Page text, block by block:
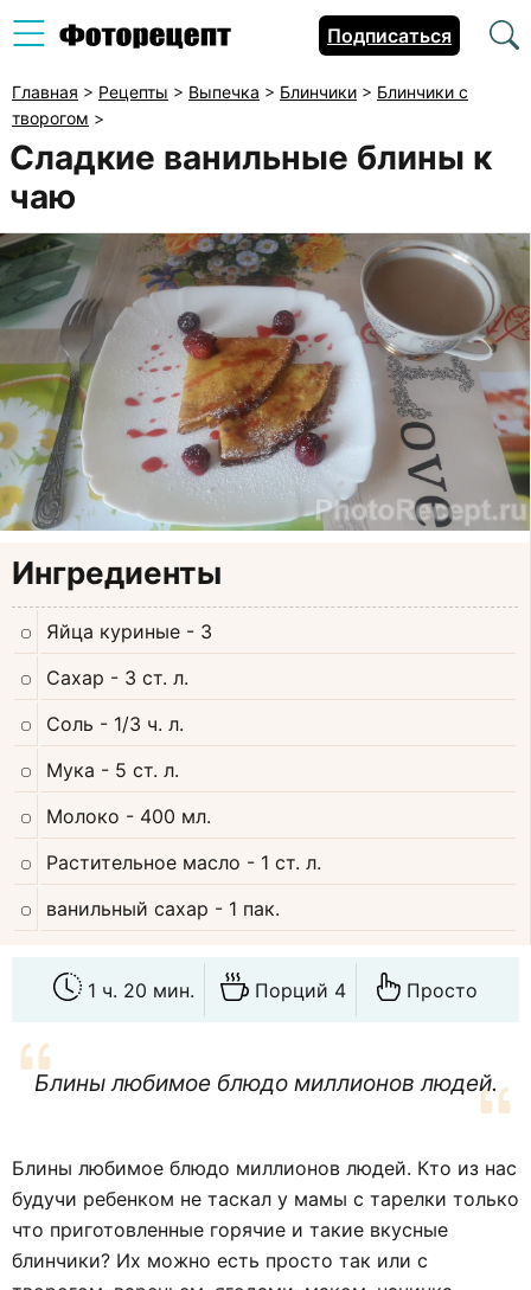
Подписаться
Главная > Рецепты > Выпечка > Блинчики > Блинчики с
творогом >
Сладкие ванильные блины к
чаю
Ингредиенты
Яйца куриные - 3
Сахар - 3 ст. л.
Соль - 1/3 ч. л.
Мука - 5 ст. л.
Молоко - 400 мл.
Растительное масло - 1 ст. л.
ванильный сахар - 1 пак.
1 ч. 20 мин. Порций 4 Просто
Блины любимое блюдо миллионов людей.
Блины любимое блюдо миллионов людей. Кто из нас
будучи ребенком не таскал у мамы с тарелки только
что приготовленные горячие и такие вкусные
блинчики? Их можно есть просто так или с